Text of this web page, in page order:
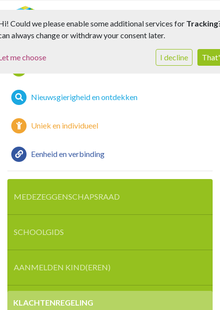
Nieuwsgierigheid en ontdekken
Uniek en individueel
Eenheid en verbinding
MEDEZEGGENSCHAPSRAAD
SCHOOLGIDS
AANMELDEN KIND(EREN)
KLACHTENREGELING
Could we please enable some additional services for Tracking
always change or withdraw your consent later.
me choose I decline